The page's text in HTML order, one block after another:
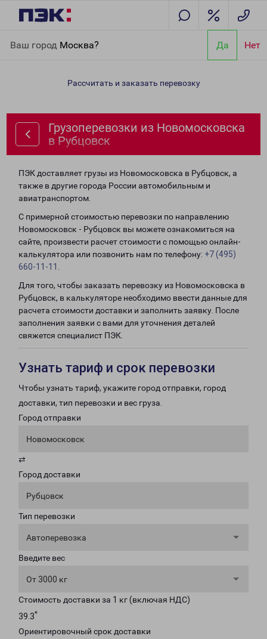
Ваш город Москва? Да Нет
Рубцовск
Рассчитать и заказать перевозку
Грузоперевозки из Новомосковска
в Рубцовск
ПЭК доставляет грузы из Новомосковска в Рубцовск, а
также в другие города России автомобильным и
авиатранспортом.
С примерной стоимостью перевозки по направлению
Новомосковск - Рубцовск вы можете ознакомиться на
сайте, произвести расчет стоимости с помощью онлайн-
калькулятора или позвонить нам по телефону: +7 (495)
660-11-11
Для того, чтобы заказать перевозку из Новомосковска в
Рубцовск, в калькуляторе необходимо ввести данные для
расчета стоимости доставки и заполнить заявку. После
заполнения заявки с вами для уточнения деталей
свяжется специалист ПЭК.
Узнать тариф и срок перевозки
Чтобы узнать тариф, укажите город отправки, город
доставки, тип перевозки и вес груза.
Город отправки
Новомосковск
⇄
Город доставки
Рубцовск
Тип перевозки
Автоперевозка
Введите вес
От 3000 кг
Стоимость доставки за 1 кг (включая НДС)
39.3*
Ориентировочный срок доставки